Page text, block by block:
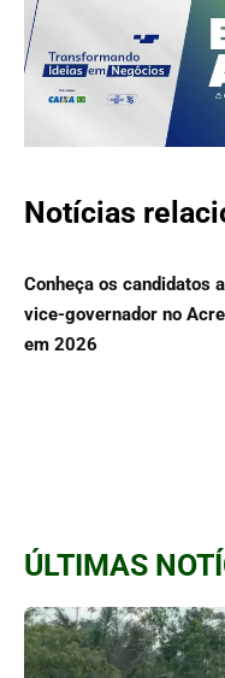
Notícias
Conheça os candidatos a
vice-governador no Acre
em 2026
ÚLTIMAS